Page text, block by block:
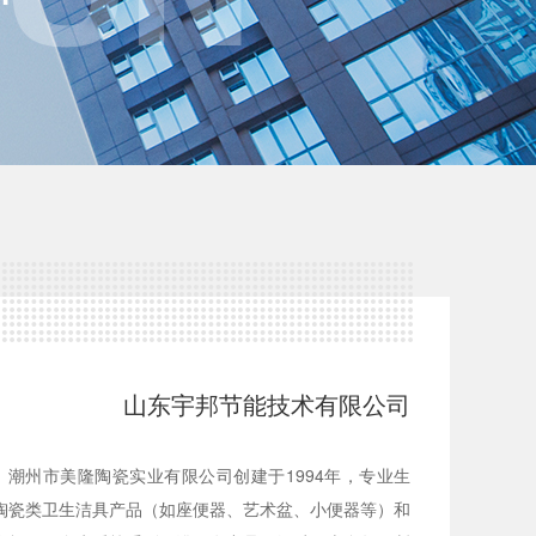
山东宇邦节能技术有限公司
潮州市美隆陶瓷实业有限公司创建于1994年，专业生
瓷类卫生洁具产品（如座便器、艺术盆、小便器等）和